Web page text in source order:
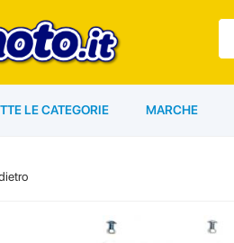
LE CATEGORIE MARCHE